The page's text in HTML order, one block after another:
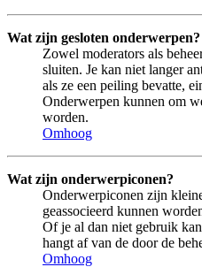
Wat zijn gesloten onderwerpen?
Zowel moderators als
sluiten. Je kan niet langer
als ze een peiling bevatte,
Onderwerpen kunnen om
worden.
Omhoog
Wat zijn onderwerpiconen?
Onderwerpiconen zijn
geassocieerd kunnen
Of je al dan niet gebruik
hangt af van de door de
Omhoog